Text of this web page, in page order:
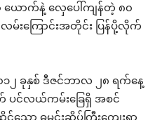
ယောက်နဲ့ လှေပေါ်ကျန်တဲ့ ၈၀
ကြောင်းအတိုင်း ပြန်ပို့လိုက်
၂ ခုနှစ် ဒီဇင်ဘာလ ၂၈ ရက်နေ့
ပင်လယ်ကမ်းခြေရှိ အစင်
င်သော ဓမင်းဆိပ်ကြီးကျေးရွာ